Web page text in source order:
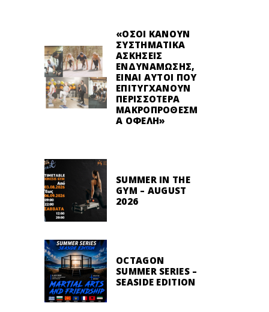
«ΌΣΟΙ ΚΆΝΟΥΝ
ΣΥΣΤΗΜΑΤΙΚΆ
ΑΣΚΉΣΕΙΣ
ΕΝΔΥΝΆΜΩΣΗΣ,
ΕΊΝΑΙ ΑΥΤΟΊ ΠΟΥ
ΕΠΙΤΥΓΧΆΝΟΥΝ
ΠΕΡΙΣΣΌΤΕΡΑ
ΜΑΚΡΟΠΡΌΘΕΣΜ
Α ΟΦΈΛΗ»
SUMMER IN THE
GYM – AUGUST
2026
OCTAGON
SUMMER SERIES –
SEASIDE EDITION